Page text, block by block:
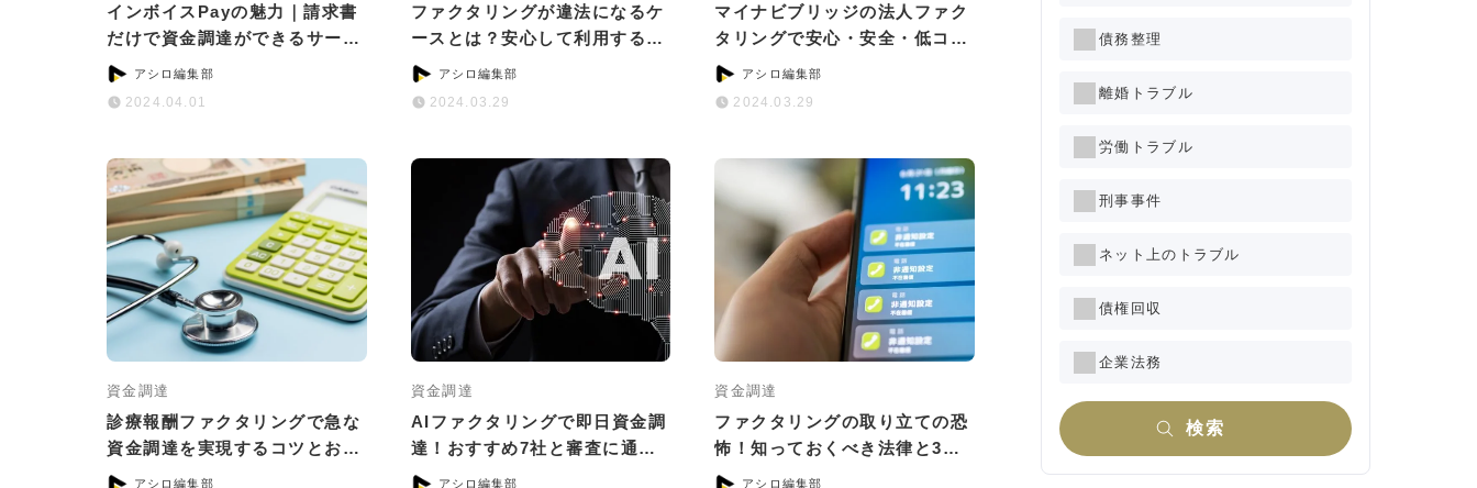
インボイスPayの魅力｜請求書
だけで資金調達ができるサービ
スとは？
アシロ編集部
2024.04.01
ファクタリングが違法になるケ
ースとは？安心して利用する6
つのポイント
アシロ編集部
2024.03.29
マイナビブリッジの法人ファク
タリングで安心・安全・低コス
トの資金調達！
アシロ編集部
2024.03.29
資金調達
診療報酬ファクタリングで急な
資金調達を実現するコツとおす
すめサービス
アシロ編集部
資金調達
AIファクタリングで即日資金調
達！おすすめ7社と審査に通る
ためのコツ
アシロ編集部
資金調達
ファクタリングの取り立ての恐
怖！知っておくべき法律と3つ
の対処法
アシロ編集部
債務整理
離婚トラブル
労働トラブル
刑事事件
ネット上のトラブル
債権回収
企業法務
検索